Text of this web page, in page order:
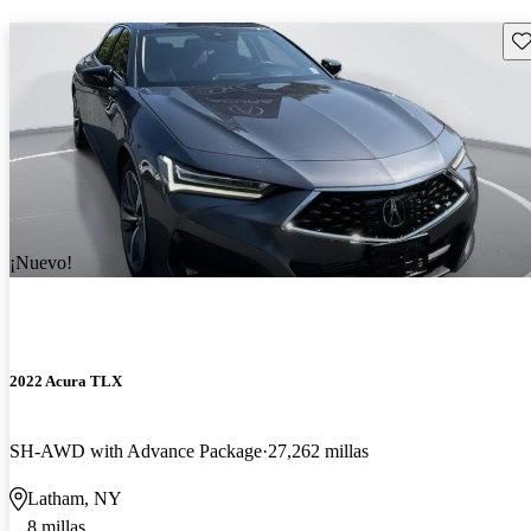
¡Nuevo!
2022 Acura TLX
SH-AWD with Advance Package 27,262 millas
Latham, NY